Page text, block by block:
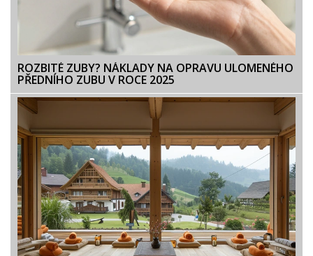
ROZBITÉ ZUBY? NÁKLADY NA OPRAVU ULOMENÉHO
PŘEDNÍHO ZUBU V ROCE 2025